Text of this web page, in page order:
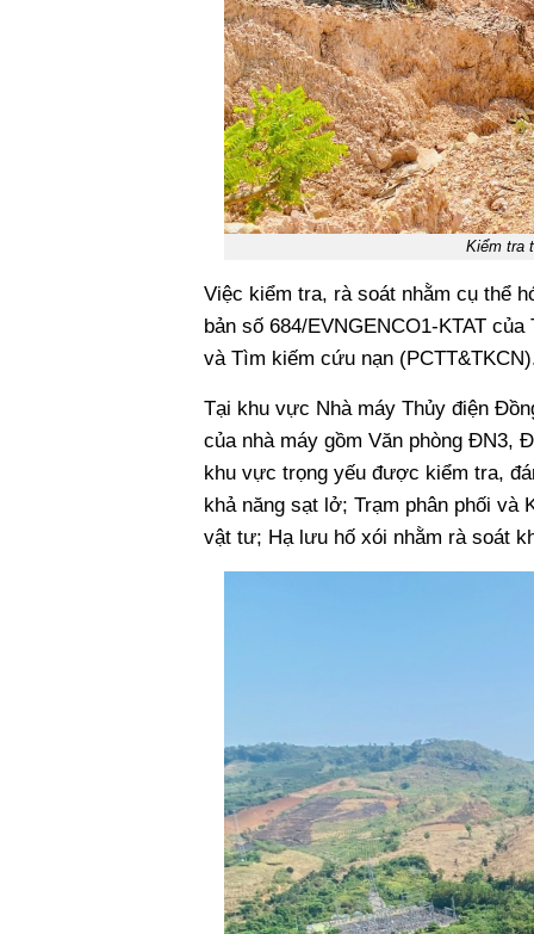
Kiểm tra
Việc kiểm tra, rà soát nhằm cụ thể
bản số 684/EVNGENCO1-KTAT
và Tìm kiếm cứu nạn
Tại khu vực Nhà máy Thủy điện
của nhà máy gồm Văn phòng ĐN3,
khu vực trọng yếu được kiểm tra,
khả năng sạt lở; Trạm phân phối và
vật tư; Hạ lưu hố xói nhằm rà soát